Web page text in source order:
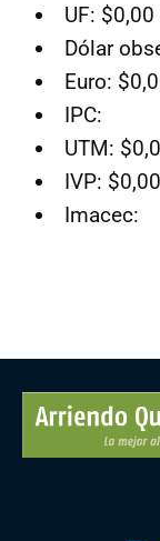
UF: $0,00
Dólar
Euro:
IPC:
UTM:
IVP: $0,00
Imacec: